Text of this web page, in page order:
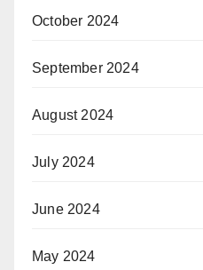
October 2024
September 2024
August 2024
July 2024
June 2024
May 2024